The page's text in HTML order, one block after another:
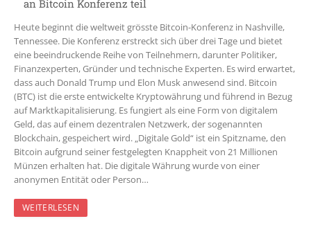
an Bitcoin Konferenz teil
Heute beginnt die weltweit grösste Bitcoin-Konferenz in Nashville,
Tennessee. Die Konferenz erstreckt sich über drei Tage und bietet
eine beeindruckende Reihe von Teilnehmern, darunter Politiker,
Finanzexperten, Gründer und technische Experten. Es wird erwartet,
dass auch Donald Trump und Elon Musk anwesend sind. Bitcoin
(BTC) ist die erste entwickelte Kryptowährung und führend in Bezug
auf Marktkapitalisierung. Es fungiert als eine Form von digitalem
Geld, das auf einem dezentralen Netzwerk, der sogenannten
Blockchain, gespeichert wird. „Digitale Gold“ ist ein Spitzname, den
Bitcoin aufgrund seiner festgelegten Knappheit von 21 Millionen
Münzen erhalten hat. Die digitale Währung wurde von einer
anonymen Entität oder Person…
WEITERLESEN